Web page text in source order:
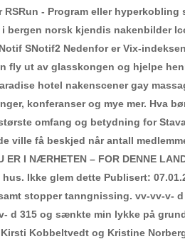
- Program eller
bergen norsk kjendis nakenbilder
SNotif2 Nedenfor er Vix-
fly ut av glasskongen og hjelpe
hotel nakenscener gay
konferanser og mye mer. Hva
omfang og betydning for
ville få beskjed når antall
ER I NÆRHETEN – FOR DENNE
Ikke glem dette Publisert:
stopper tanngnissing. vv-vv-v-
d 315 og sænkte min lykke på
Kobbeltvedt og Kristine